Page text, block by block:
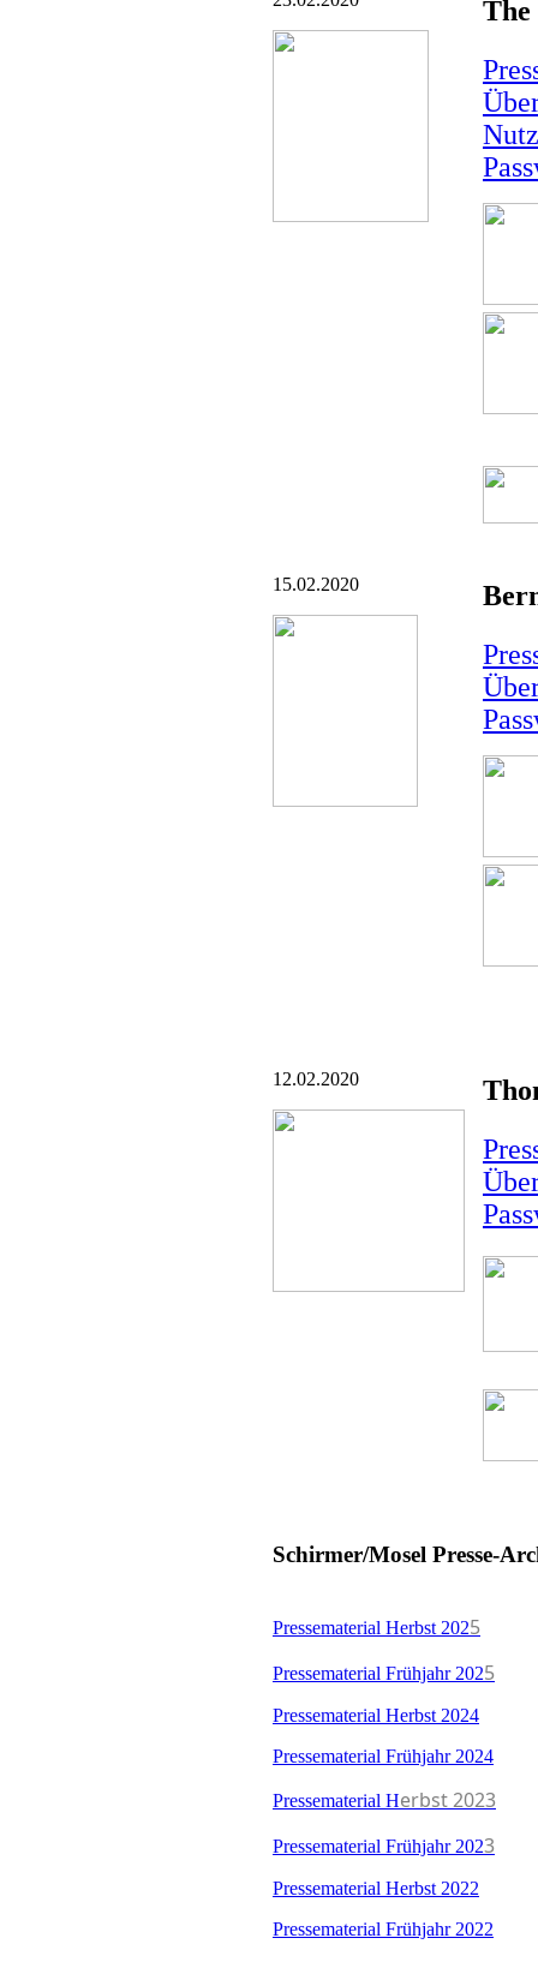
The
15.02.2020
12.02.2020
Schirmer/Mosel Presse-
Pressematerial Herbst 2025
Pressematerial Frühjahr 2025
Pressematerial Herbst 2024
Pressematerial Frühjahr 2024
Pressematerial Herbst 2023
Pressematerial Frühjahr 2023
Pressematerial Herbst 2022
Pressematerial Frühjahr 2022